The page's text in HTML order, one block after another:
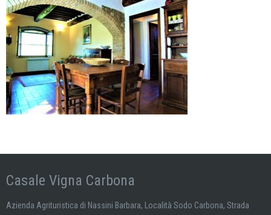
Casale Vigna Carbona
Azienda Agrituristica di Nassini Barbara, Località Sodo Carbona, Strada